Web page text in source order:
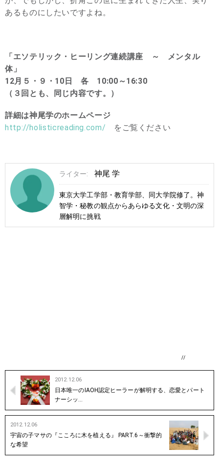
あるものにしたいですよね。
「エソテリック・ヒーリング連続講座 ～ メンタル
体」
12月５・９・10日 各 10:00～16:30
（３回とも、同じ内容です。）
詳細は神尾学のホームページ
http://holisticreading.com/ をご覧ください
ライター: 神尾 学
東京大学工学部・教育学部、同大学院修了。神
智学・秘教の観点からあらゆる文化・文明の深
層解明に挑戦
//
2012.12.06
日本唯一のIAOH認定ヒーラーが解明する、恋愛とパート
ナーシッ…
2012.12.06
宇宙の子マサの『こころに木を植える』 PART.6～衝撃的
な希望